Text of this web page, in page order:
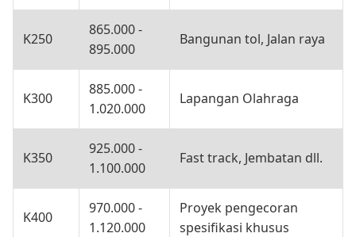
K250
865.000 -
895.000
Bangunan tol, Jalan raya
K300
885.000 -
1.020.000
Lapangan Olahraga
K350
925.000 -
1.100.000
Fast track, Jembatan dll.
K400
970.000 -
1.120.000
Proyek pengecoran
spesifikasi khusus